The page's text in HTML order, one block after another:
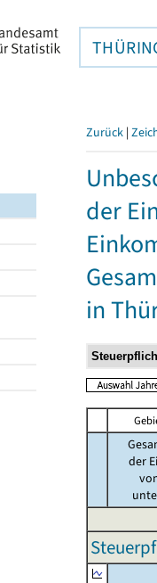
Zurück |
der
in
der